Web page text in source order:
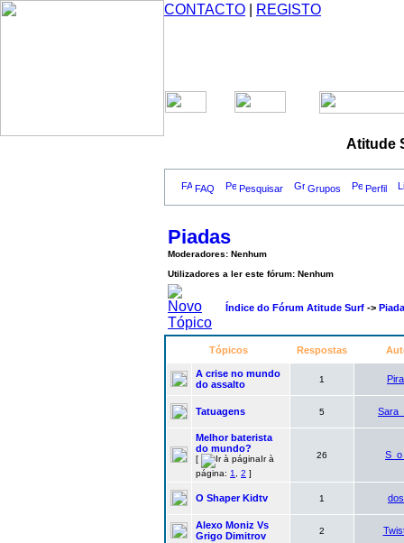
CONTACTO REGISTO
Atitude
FAQ Pesquisar Grupos Perfil
Piadas
Moderadores: Nenhum
Utilizadores a ler este fórum: Nenhum
Índice do Fórum Atitude Surf ->
Tópicos Respostas
A crise no mundo
do assalto
1
Tatuagens 5
Melhor baterista
do mundo?
[
Ir à
página: 1 2 ]
26
O Shaper Kidtv 1
Alexo Moniz Vs
Grigo Dimitrov
2